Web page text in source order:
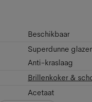
Beschikbaar
Superdunne
Anti-kraslaag
Brillenkoker &
Acetaat